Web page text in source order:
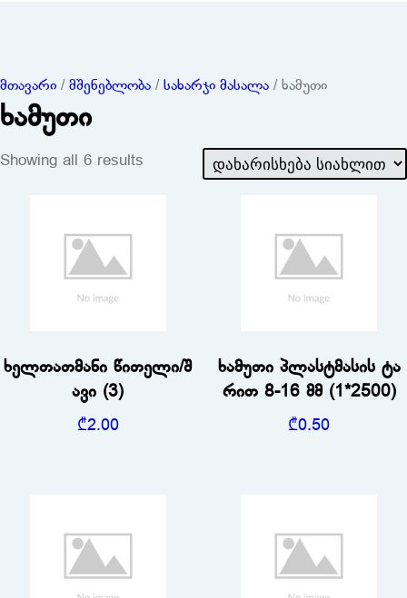
მთავარი / მშენებლობა / სახარჯი მასალა / ხამუთი
ხამუთი
Showing all 6 results
ხელთათმანი წითელი/შ
ავი (3)
₾2.00
ხამუთი პლასტმასის ტა
რით 8-16 მმ (1*2500)
₾0.50